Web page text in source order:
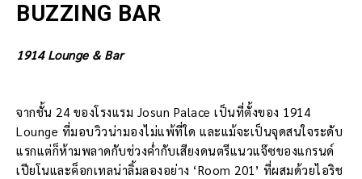
BUZZING BAR
1914 Lounge & Bar
จากชั้น 24 ของโรงแรม Josun Palace เป็นที่ตั้งของ 1914
Lounge ที่มอบวิวน่ามองไม่แพ้ที่ใด และแม้จะเป็นจุดสนใจระดับ
แรกแต่ก็ห้ามพลาดกับช่วงค่ำกับเสียงดนตรีแนวแจ๊ซของแกรนด์
เปียโนและค็อกเทลน่าลิ้มลองอย่าง ‘Room 201’ ที่ผสมด้วยไอริช